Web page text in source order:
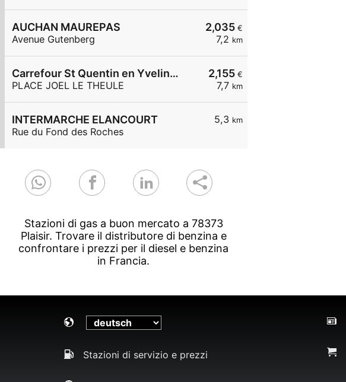
2,035 €
7,2 km
AUCHAN MAUREPAS
Avenue Gutenberg
2,155 €
7,7 km
Carrefour St Quentin en Yvelines
PLACE JOEL LE THEULE
5,3 km
INTERMARCHE ELANCOURT
Rue du Fond des Roches
Stazioni di gas a buon mercato a 78373
Plaisir. Trovare il distributore di benzina e
confrontare i prezzi per il diesel e benzina
in Francia.
Stazioni di servizio e prezzi